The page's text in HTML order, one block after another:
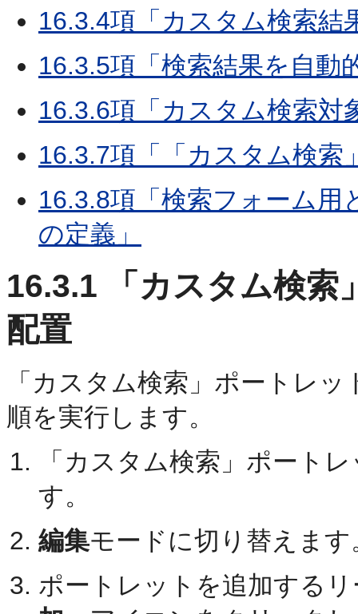
16.3.4項「カスタム検索結
16.3.5項「検索結果を自動
16.3.6項「カスタム検索対
16.3.7項「「カスタム検索
16.3.8項「検索フォーム用
の定義」
16.3.1 「カスタム検
配置
「カスタム検索」ポートレ
順を実行します。
「カスタム検索」ポート
す。
編集モードに切り替えます
ポートレットを追加する